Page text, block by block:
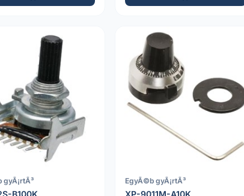
gyÃ¡rtÃ³
B100K
EgyÃ©b gyÃ¡rtÃ³
XP-9011M-A10K